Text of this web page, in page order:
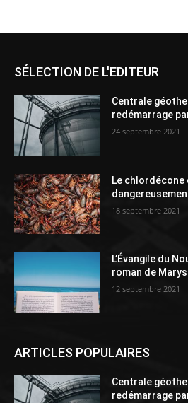
SÉLECTION DE L'EDITEUR
Centrale
redémarrage
24 septembre 2021
Le
18 septembre 2021
L’Évangile du
roman de
12 septembre 2021
ARTICLES POPULAIRES
Centrale
redémarrage